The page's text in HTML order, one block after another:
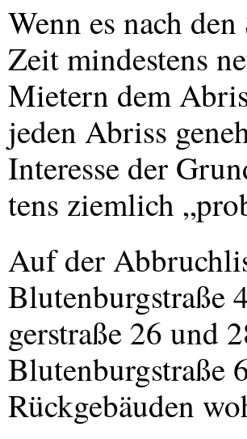
Wenn es nach
Zeit mindestens
Mietern dem
jeden Abriss
Interesse der
tens ziemlich
Auf der
Blutenburgstraße
gerstraße 26 und
Blutenburgstraße
Rückgebäuden